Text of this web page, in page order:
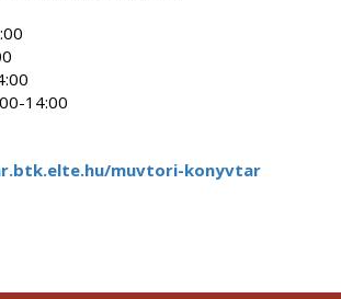
14:00
muvtori-konyvtar